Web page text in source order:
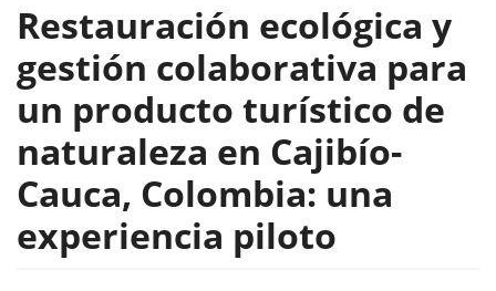
Restauración ecológica y
gestión colaborativa para
un producto turístico de
naturaleza en Cajibío-
Cauca, Colombia: una
experiencia piloto